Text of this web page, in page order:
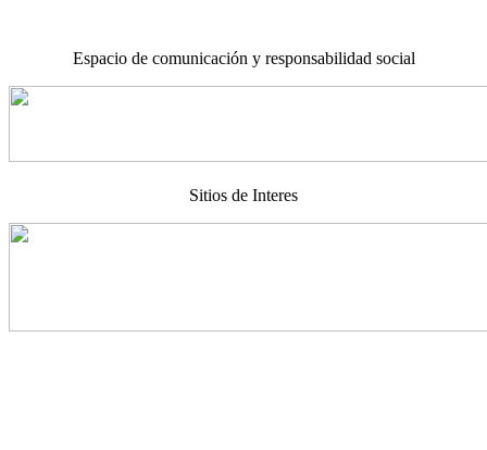
Espacio de comunicación y responsabilidad social
Sitios de Interes